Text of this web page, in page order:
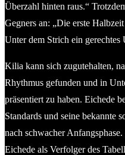
Überzahl hinten raus.“
Gegners an: „Die erste
Unter dem Strich ein gerechtes
Kilia kann sich zugutehalten,
Rhythmus gefunden und in
präsentiert zu haben. Eichede
Standards und seine bekannte
nach schwacher
Eichede als Verfolger des